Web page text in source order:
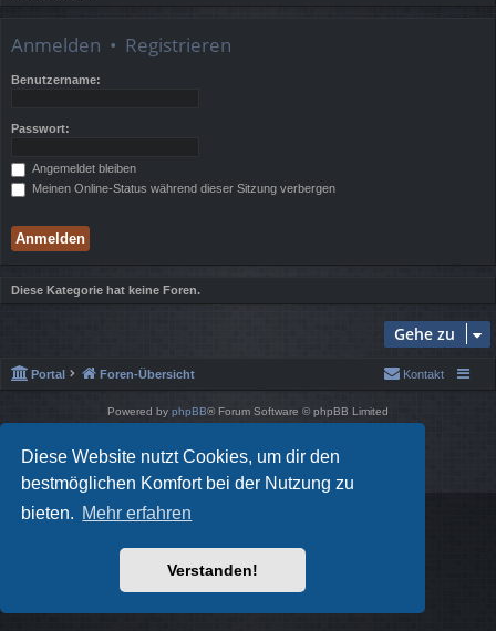
Diese Website nutzt Cookies, um dir den
bestmöglichen Komfort bei der Nutzung zu
bieten. Mehr erfahren
Verstanden!
fAnmelden • Registrieren
Benutzername:
Passwort:
Angemeldet bleiben
Meinen Online-Status während dieser Sitzung verbergen
Diese Kategorie hat keine Foren.
Gehe zu
Portal Foren-Übersicht Kontakt
Powered by phpBB® Forum Software © phpBB Limited
Deutsche Übersetzung durchphpBB.de